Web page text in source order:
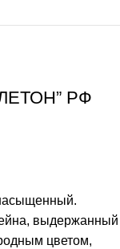
РФ
выдержанный
цветом,